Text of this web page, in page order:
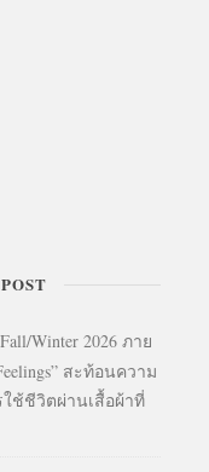
Winter 2026 ภาย
สะท้อนความ
ช้ชีวิตผ่านเสื้อผ้าที่